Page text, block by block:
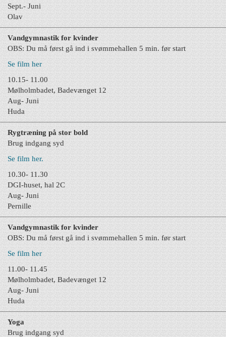
Sept.- Juni
Olav
Vandgymnastik for kvinder
OBS: Du må først gå ind i svømmehallen 5 min. før start
Se film her
10.15- 11.00
Mølholmbadet, Badevænget 12
Aug- Juni
Huda
Rygtræning på stor bold
Brug indgang syd
Se film her.
10.30- 11.30
DGI-huset, hal 2C
Aug- Juni
Pernille
Vandgymnastik for kvinder
OBS: Du må først gå ind i svømmehallen 5 min. før start
Se film her
11.00- 11.45
Mølholmbadet, Badevænget 12
Aug- Juni
Huda
Yoga
Brug indgang syd